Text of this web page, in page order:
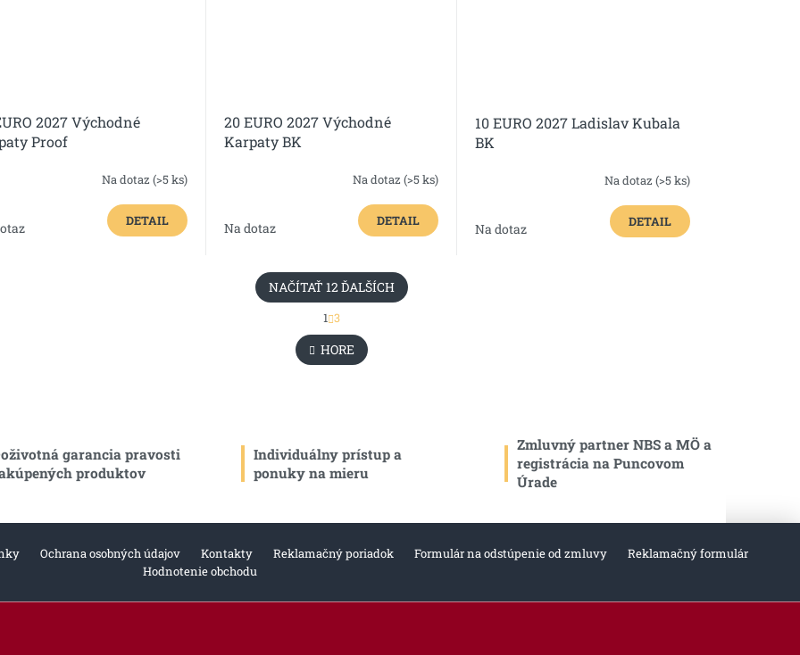
2027 Východné
Proof
Na dotaz (>5 ks)
DETAIL
20 EURO 2027 Východné
Karpaty BK
Na dotaz (>5 ks)
Na dotaz DETAIL
10 EURO 2027 Ladislav Kubala
BK
Na dotaz (>5 ks)
Na dotaz DETAIL
O
v
l
e
p
k
y
v
p
NAČÍTAŤ 12 ĎALŠÍCH
S
t
r
á
n
i
e
1 3
HORE
garancia pravosti
produktov
Individuálny prístup a
ponuky na mieru
Zmluvný partner NBS a MÖ a
registrácia na Puncovom
Úrade
Ochrana osobných údajov Kontakty Reklamačný poriadok Formulár na odstúpenie od zmluvy
Reklamačný formulár
Hodnotenie obchodu